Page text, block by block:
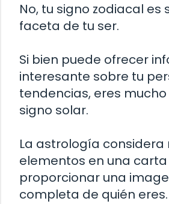
No, tu signo zodiacal es
faceta de tu ser.
Si bien puede ofrecer
interesante sobre tu
tendencias, eres
signo solar.
La astrología considera
elementos en una
proporcionar una
completa de quién eres.